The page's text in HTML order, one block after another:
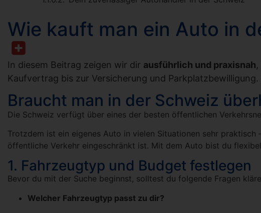
Wie kauft man ein Auto in
In diesem Beitrag zeigen wir dir ausführlich und praxisnah
Kaufvertrag bis zur Versicherung und
Braucht man in der Schweiz
Die Schweiz verfügt über eines der besten öffentlichen
Trotzdem ist ein eigenes Auto in vielen Situationen sehr
öffentliche Verkehr eingeschränkt ist. Mit dem Auto bist du
1. Fahrzeugtyp und Budget festlegen
Bevor du mit der Suche beginnst, solltest du folgende Fragen
Welcher Fahrzeugtyp passt zu dir?